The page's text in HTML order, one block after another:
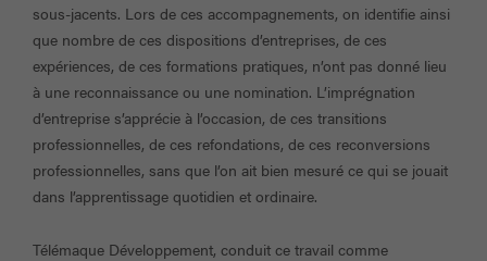
sous-jacents. Lors de ces accompagnements, on identifie ainsi
que nombre de ces dispositions d’entreprises, de ces
expériences, de ces formations pratiques, n’ont pas donné lieu
à une reconnaissance ou une nomination. L’imprégnation
d’entreprise s’apprécie à l’occasion, de ces transitions
professionnelles, de ces refondations, de ces reconversions
professionnelles, sans que l’on ait bien mesuré ce qui se jouait
dans l’apprentissage quotidien et ordinaire.
Télémaque Développement, conduit ce travail comme